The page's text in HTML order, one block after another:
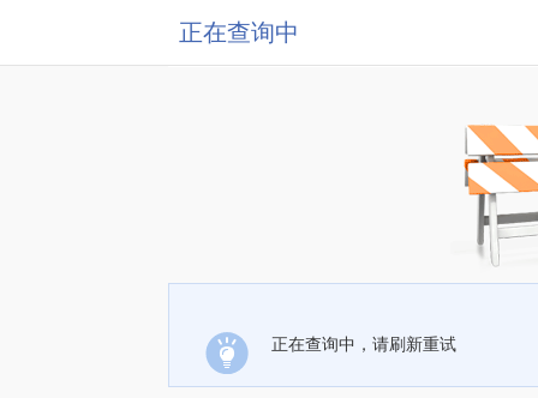
正在查询中
正在查询中，请刷新重试